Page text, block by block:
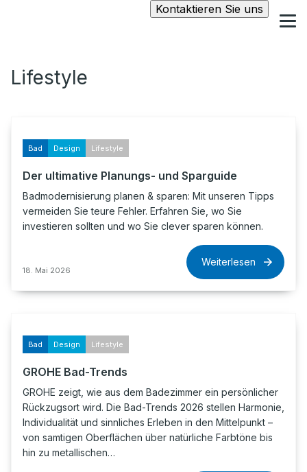
Kontaktieren Sie uns
Lifestyle
Bad Design Lifestyle
Der ultimative Planungs- und Sparguide
Badmodernisierung planen & sparen: Mit unseren Tipps
vermeiden Sie teure Fehler. Erfahren Sie, wo Sie
investieren sollten und wo Sie clever sparen können.
18. Mai 2026
Weiterlesen
Bad Design Lifestyle
GROHE Bad-Trends
GROHE zeigt, wie aus dem Badezimmer ein persönlicher
Rückzugsort wird. Die Bad-Trends 2026 stellen Harmonie,
Individualität und sinnliches Erleben in den Mittelpunkt –
von samtigen Oberflächen über natürliche Farbtöne bis
hin zu metallischen…